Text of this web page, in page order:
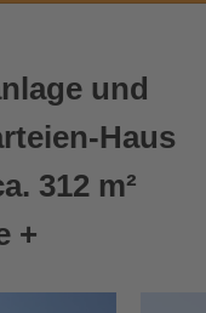
und
Haus
312 m²
+